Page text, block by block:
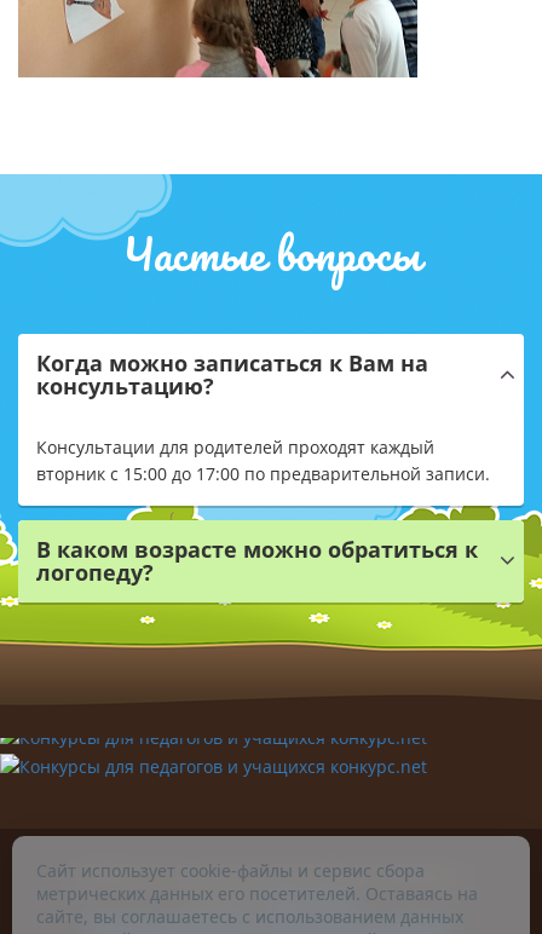
Частые вопросы
Когда можно записаться к Вам на
консультацию?
Консультации для родителей проходят каждый
вторник с 15:00 до 17:00 по предварительной записи.
В каком возрасте можно обратиться к
логопеду?
© 2026. Учитель-логопед Чугунова Ирина Сергеевна. г.
Челябинск.Карта сайта.
Политика обработки персональных данных.
Сайт использует cookie-файлы и сервис сбора
метрических данных его посетителей. Оставаясь на
сайте, вы соглашаетесь с использованием данных